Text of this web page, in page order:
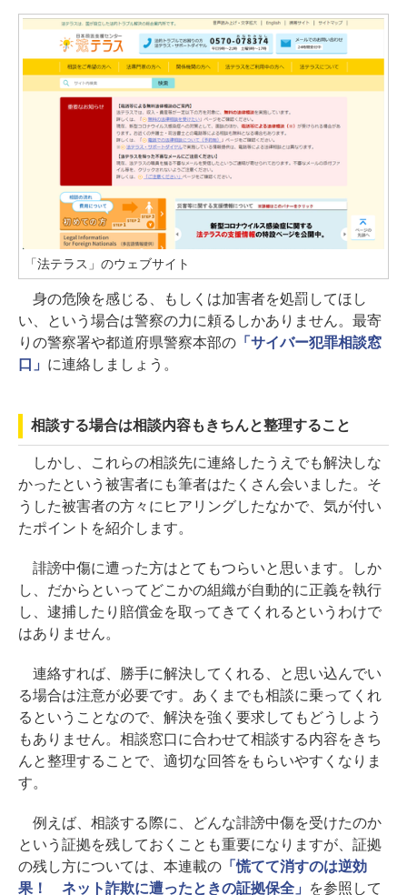
「法テラス」のウェブサイト
身の危険を感じる、もしくは加害者を処罰してほし
い、という場合は警察の力に頼るしかありません。最寄
りの警察署や都道府県警察本部の「サイバー犯罪相談窓
口」 に連絡しましょう。
相談する場合は相談内容もきちんと整理すること
しかし、これらの相談先に連絡したうえでも解決しな
かったという被害者にも筆者はたくさん会いました。そ
うした被害者の方々にヒアリングしたなかで、気が付い
たポイントを紹介します。
誹謗中傷に遭った方はとてもつらいと思います。しか
し、だからといってどこかの組織が自動的に正義を執行
し、逮捕したり賠償金を取ってきてくれるというわけで
はありません。
連絡すれば、勝手に解決してくれる、と思い込んでい
る場合は注意が必要です。あくまでも相談に乗ってくれ
るということなので、解決を強く要求してもどうしよう
もありません。相談窓口に合わせて相談する内容をきち
んと整理することで、適切な回答をもらいやすくなりま
す。
例えば、相談する際に、どんな誹謗中傷を受けたのか
という証拠を残しておくことも重要になりますが、証拠
の残し方については、本連載の「慌てて消すのは逆効
果！ ネット詐欺に遭ったときの証拠保全」
を参照して